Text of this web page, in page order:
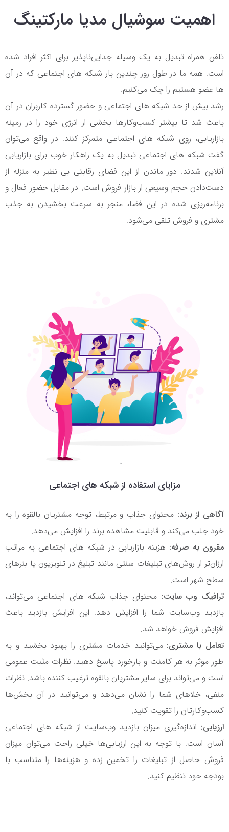
اهمیت سوشیال مدیا مارکتینگ
تلفن همراه تبدیل به یک وسیله جدایی‌ناپذیر برای اکثر افراد شده
است. همه ما در طول روز چندین بار شبکه های اجتماعی که در آن
ها عضو هستیم را چک می‌کنیم.
رشد بیش از حد شبکه های اجتماعی و حضور گسترده کاربران در آن
باعث شد تا بیشتر کسب‌وکارها بخشی از انرژی خود را در زمینه
بازاریابی، روی شبکه های اجتماعی متمرکز کنند. در واقع می‌توان
گفت شبکه های اجتماعی تبدیل به یک راهکار خوب برای بازاریابی
آنلاین شدند. دور ماندن از این فضای رقابتی بی نظیر به منزله از
دست‌دادن حجم وسیعی از بازار فروش است. در مقابل حضور فعال و
برنامه‌ریزی شده در این فضا، منجر به سرعت بخشیدن به جذب
مشتری و فروش تلقی می‌شود.
مزایای استفاده از شبکه های اجتماعی
آگاهی از برند: محتوای جذاب و مرتبط، توجه مشتریان بالقوه را به
خود جلب می‌کند و قابلیت مشاهده برند را افزایش می‌دهد.
مقرون به صرفه: هزینه بازاریابی در شبکه های اجتماعی به مراتب
ارزان‌تر از روش‌های تبلیغات سنتی مانند تبلیغ در تلویزیون یا بنرهای
سطح شهر است.
ترافیک وب سایت: محتوای جذاب شبکه های اجتماعی می‌تواند،
بازدید وب‌سایت شما را افزایش دهد. این افزایش بازدید باعث
افزایش فروش خواهد شد.
تعامل با مشتری: می‌توانید خدمات مشتری را بهبود بخشید و به
طور موثر به هر کامنت و بازخورد پاسخ دهید. نظرات مثبت عمومی
است و می‌تواند برای سایر مشتریان بالقوه ترغیب کننده باشد. نظرات
منفی، خلاهای شما را نشان می‌دهد و می‌توانید در آن بخش‌ها
کسب‌وکارتان را تقویت کنید.
ارزیابی: اندازه‌گیری میزان بازدید وب‌سایت از شبکه های اجتماعی
آسان است. با توجه به این ارزیابی‌ها خیلی راحت می‌توان میزان
فروش حاصل از تبلیغات را تخمین زده و هزینه‌ها را متناسب با
بودجه خود تنظیم کنید.